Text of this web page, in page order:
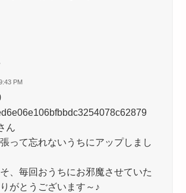
PM
ん
って忘れないうちにアップしまし
、毎回おうちにお邪魔させていた
がとうございます～♪